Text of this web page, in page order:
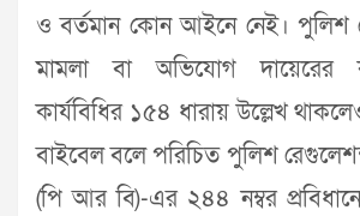
ও বর্তমান কোন আইনে নেই। পুলিশ
মামলা বা অভিযোগ দায়েরের
কার্যবিধির ১৫৪ ধারায় উল্লেখ
বাইবেল বলে পরিচিত পুলিশ
(পি আর বি)-এর ২৪৪ নম্বর